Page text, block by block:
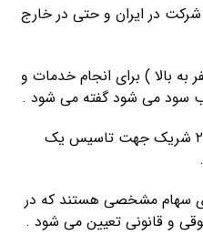
شرکت در ایران و حتی در خارج
به همکاری چند نفر ( ۲ نفر به بالا ) برای انجام خدمات و
سود می شود گفته می شود .
در کمترین حالت موجود حداقل ۲ شریک جهت تاسیس یک
سهام مشخصی هستند که در
و قانونی تعیین می شود .